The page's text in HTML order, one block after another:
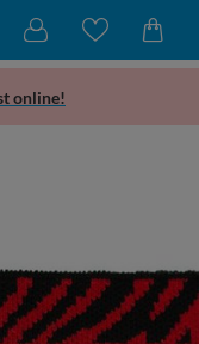
online!